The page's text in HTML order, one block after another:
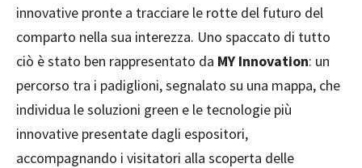
innovative pronte a tracciare le rotte del futuro del
comparto nella sua interezza. Uno spaccato di tutto
ciò è stato ben rappresentato da MY Innovation: un
percorso tra i padiglioni, segnalato su una mappa, che
individua le soluzioni green e le tecnologie più
innovative presentate dagli espositori,
accompagnando i visitatori alla scoperta delle